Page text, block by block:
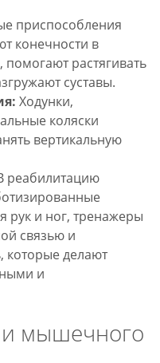
приспособления
конечности в
растягивать
суставы.
Ходунки,
коляски
вертикальную
реабилитацию
рук и ног, тренажеры
связью и
которые делают
и
мышечного